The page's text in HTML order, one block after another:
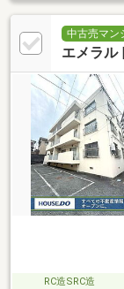
中古売マン
エメラル
RC造SRC造